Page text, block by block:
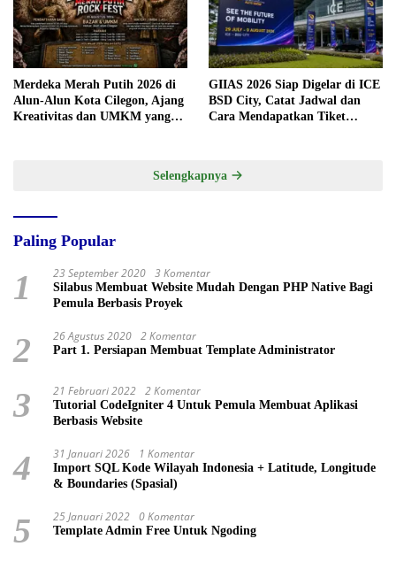
Merdeka Merah Putih 2026 di
Alun-Alun Kota Cilegon, Ajang
Kreativitas dan UMKM yang
GIIAS 2026 Siap Digelar di ICE
BSD City, Catat Jadwal dan
Cara Mendapatkan Tiket
Selengkapnya
Paling Popular
1 23 September 2020 3 Komentar
Silabus Membuat Website Mudah Dengan PHP Native Bagi
Pemula Berbasis Proyek
2 26 Agustus 2020 2 Komentar
Part 1. Persiapan Membuat Template Administrator
3 21 Februari 2022 2 Komentar
Tutorial CodeIgniter 4 Untuk Pemula Membuat Aplikasi
Berbasis Website
4 31 Januari 2026 1 Komentar
Import SQL Kode Wilayah Indonesia + Latitude, Longitude
& Boundaries (Spasial)
5 25 Januari 2022 0 Komentar
Template Admin Free Untuk Ngoding